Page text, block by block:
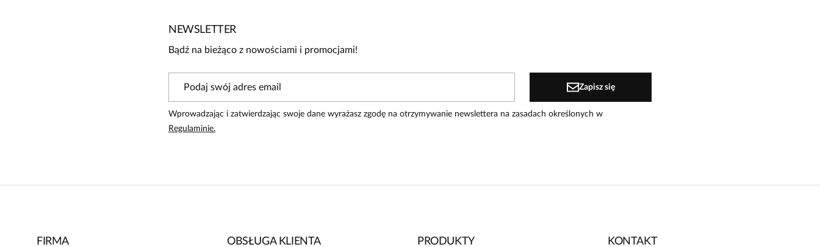
W naszej witrynie opinie mogą dodawać tylko osoby, które zakupiły produkt.Dodaj opinię
Data dodania:16.05.2026
NEWSLETTER
Bądź na bieżąco z nowościami i promocjami!
Zapisz się
Wprowadzając i zatwierdzając swoje dane wyrażasz zgodę na otrzymywanie newslettera na zasadach określonych w
Regulaminie.
FIRMA OBSŁUGA KLIENTA PRODUKTY KONTAKT